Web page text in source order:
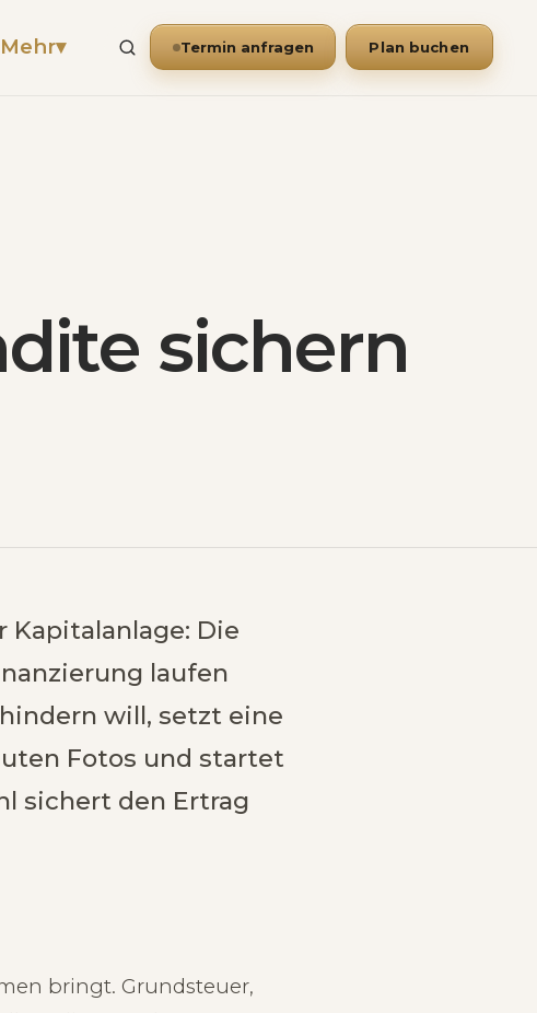
Mehr▾ Termin anfragen Plan buchen
sichern
Die
laufen
will, setzt eine
Fotos und startet
sichert den Ertrag
bringt. Grundsteuer,